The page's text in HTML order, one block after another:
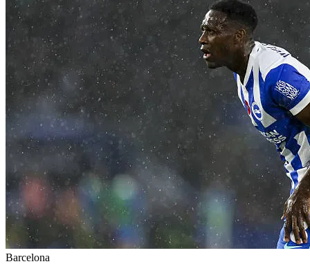
Barcelona